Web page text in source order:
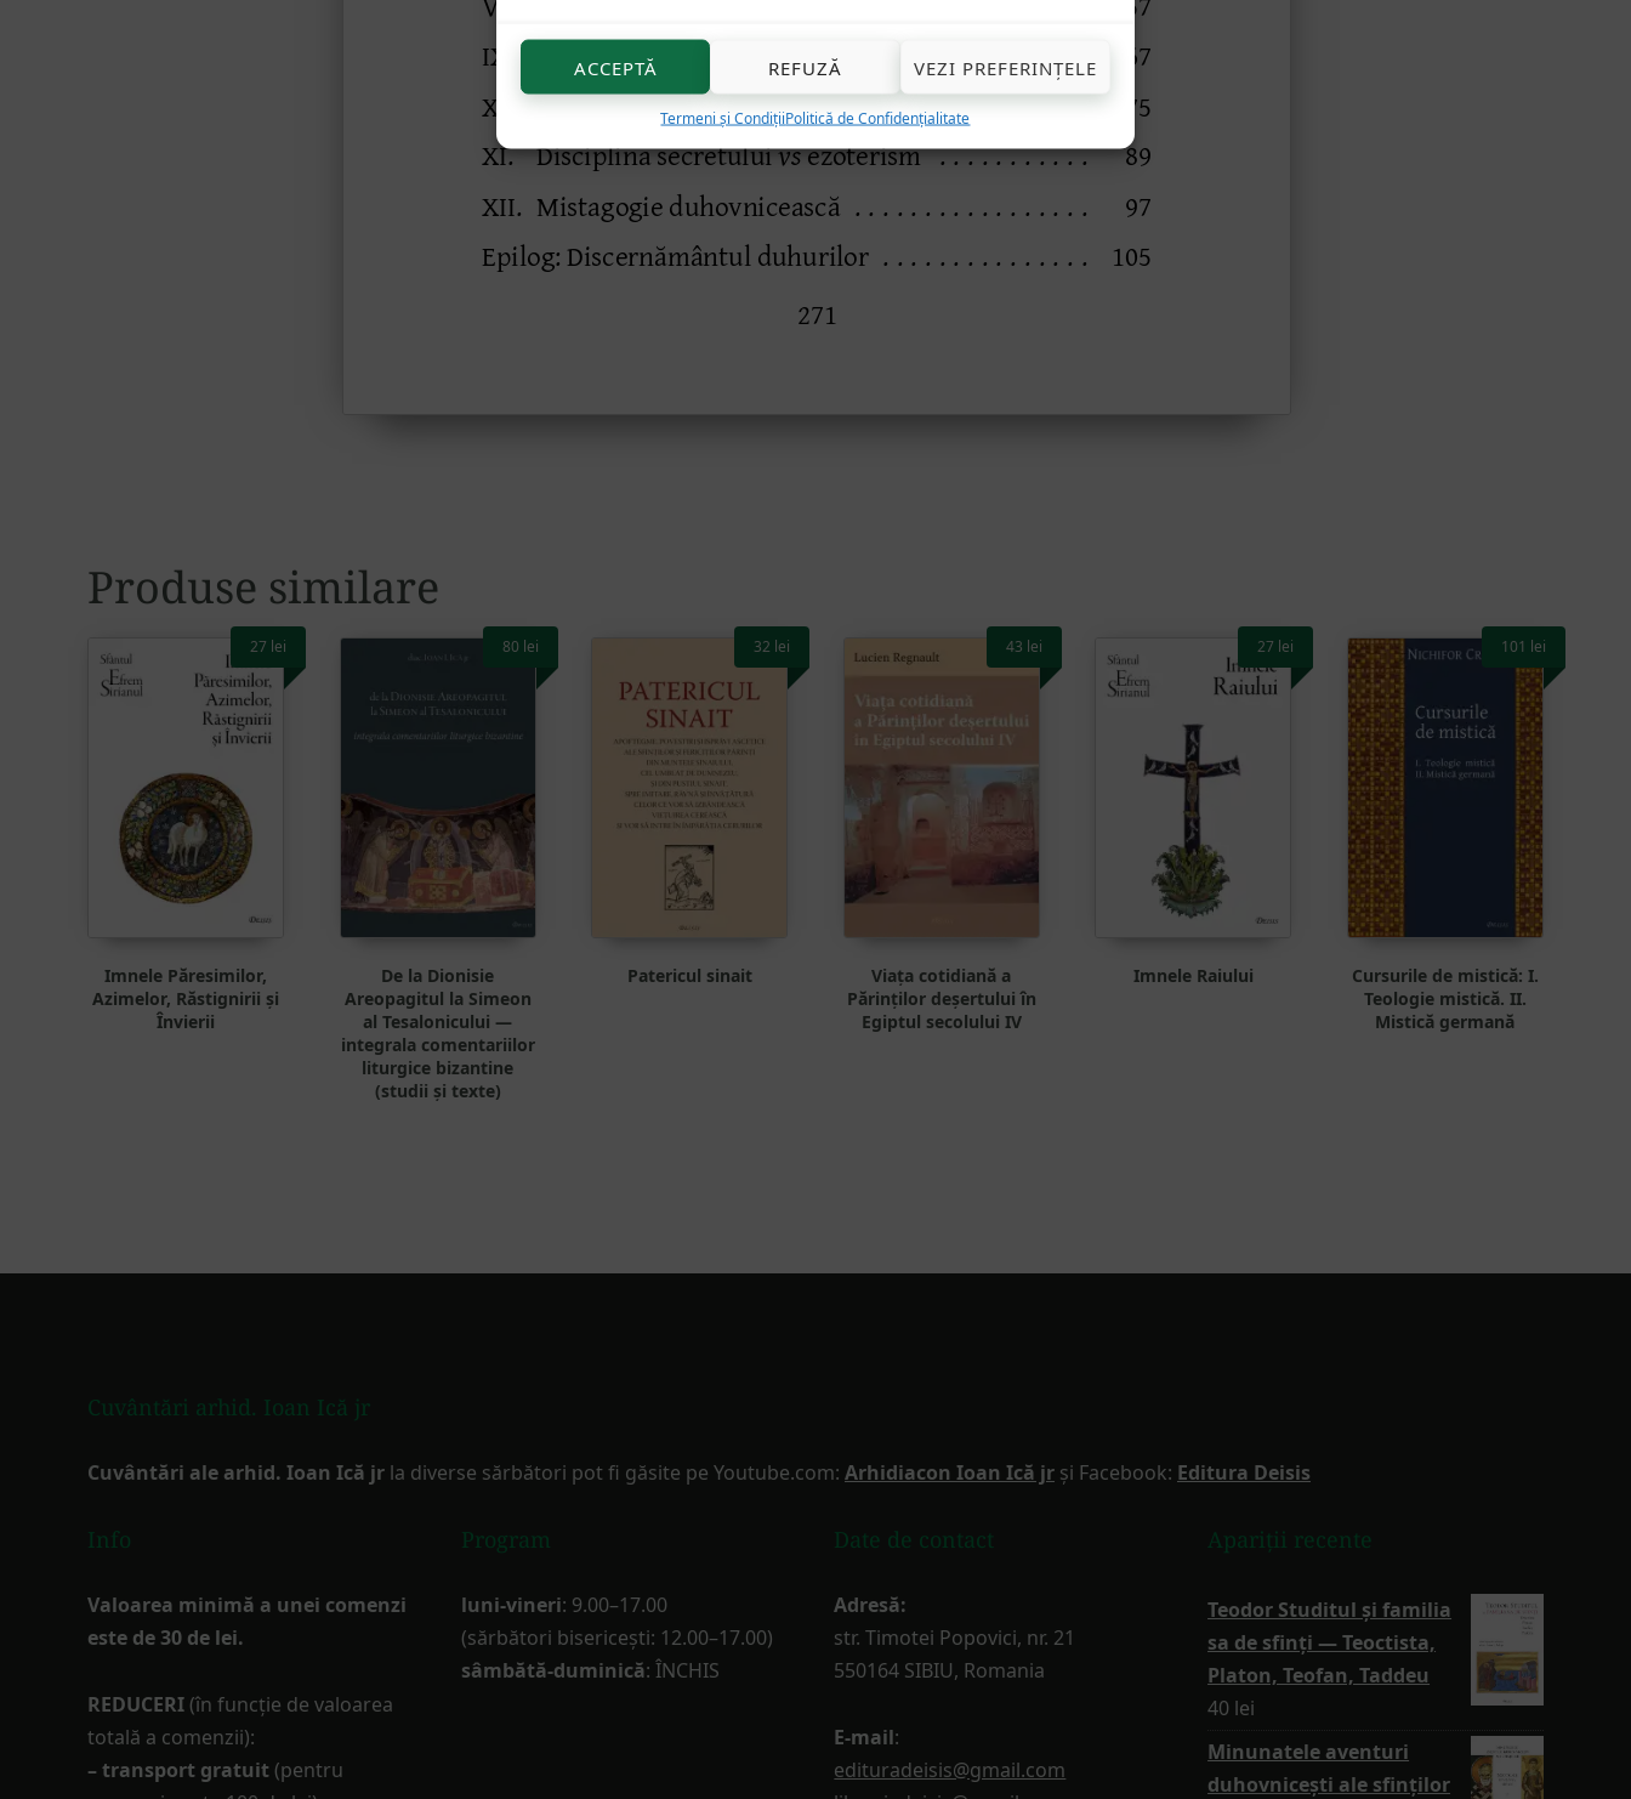
ACCEPTĂ REFUZĂ VEZI PREFERINȚELE
Termeni și CondițiiPolitică de Confidențialitate
Produse similare
Imnele Păresimilor,
Azimelor, Răstignirii și
Învierii
27 lei
De la Dionisie
Areopagitul la Simeon
al Tesalonicului —
integrala comentariilor
liturgice bizantine
(studii și texte)
80 lei
Patericul sinait
32 lei
Viața cotidiană a
Părinților deșertului în
Egiptul secolului IV
43 lei
Imnele Raiului
27 lei
Cursurile de mistică: I.
Teologie mistică. II.
Mistică germană
101 lei
Cuvântări arhid. Ioan Ică jr
Cuvântări ale arhid. Ioan Ică jr la diverse sărbători pot fi găsite pe Youtube.com: Arhidiacon Ioan Ică jr și Facebook: Editura Deisis
Info
Valoarea minimă a unei comenzi
este de 30 de lei.
REDUCERI (în funcţie de valoarea
totală a comenzii):
– transport gratuit (pentru
Program
luni-vineri: 9.00–17.00
(sărbători bisericești: 12.00–17.00)
sâmbătă-duminică: ÎNCHIS
Date de contact
Adresă:
str. Timotei Popovici, nr. 21
550164 SIBIU, Romania
E-mail:
edituradeisis@gmail.com
Apariții recente
Teodor Studitul și familia
sa de sfinți — Teoctista,
Platon, Teofan, Taddeu
40 lei
Minunatele aventuri
duhovnicești ale sfinților